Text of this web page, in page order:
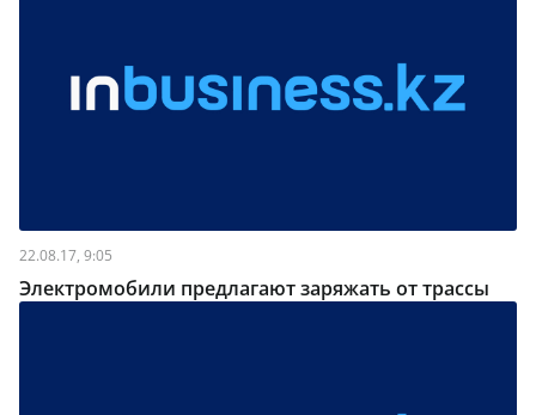
22.08.17, 9:05
Электромобили предлагают заряжать от трассы